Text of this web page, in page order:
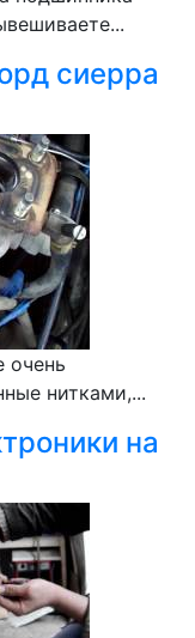
сиерра
очень
нитками,...
на